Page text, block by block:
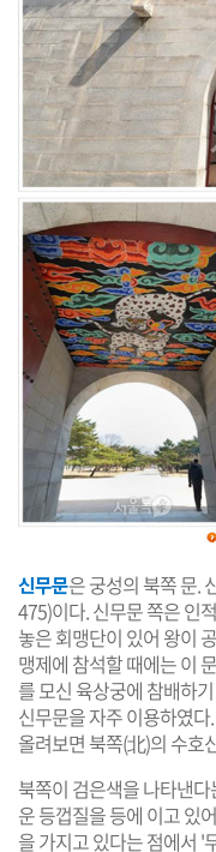
신무문은 궁성의 북쪽 문.
475)이다. 신무문 쪽은 인
놓은 회맹단이 있어 왕이
맹제에 참석할 때에는 이
를 모신 육상궁에 참배하
신무문을 자주 이용하였
올려보면 북쪽(北)의 수호
북쪽이 검은색을 나타낸
운 등껍질을 등에 이고 있
을 가지고 있다는 점에서 '